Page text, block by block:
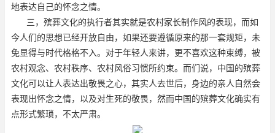
地表达自己的怀念之情。
三，殡葬文化的执行者其实就是农村家长制作风的表现，而如
今人们的思想已经开放自由，如果还要遵循原来的那一套规矩，未
免显得与时代格格不入。对于年轻人来讲，更不喜欢这种束缚，被
农村观念、农村秩序、农村风俗习惯所约束。而们说，中国的殡葬
文化可以让人表达出敬畏之心，其实人去世后，身边的亲人自然会
表现出怀念之情，以及对生死的敬畏，然而中国的殡葬文化确实有
点形式繁琐，不太严肃。